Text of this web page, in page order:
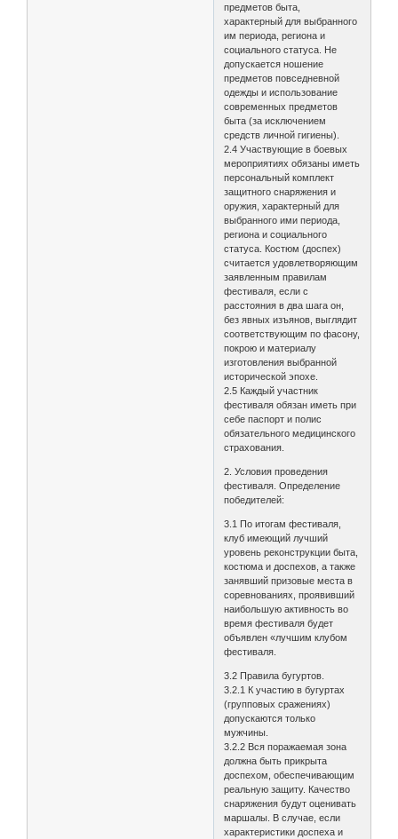
предметов быта,
характерный для выбранного
им периода, региона и
социального статуса. Не
допускается ношение
предметов повседневной
одежды и использование
современных предметов
быта (за исключением
средств личной гигиены).
2.4 Участвующие в боевых
мероприятиях обязаны иметь
персональный комплект
защитного снаряжения и
оружия, характерный для
выбранного ими периода,
региона и социального
статуса. Костюм (доспех)
считается удовлетворяющим
заявленным правилам
фестиваля, если с
расстояния в два шага он,
без явных изъянов, выглядит
соответствующим по фасону,
покрою и материалу
изготовления выбранной
исторической эпохе.
2.5 Каждый участник
фестиваля обязан иметь при
себе паспорт и полис
обязательного медицинского
страхования.
2. Условия проведения
фестиваля. Определение
победителей:
3.1 По итогам фестиваля,
клуб имеющий лучший
уровень реконструкции быта,
костюма и доспехов, а также
занявший призовые места в
соревнованиях, проявивший
наибольшую активность во
время фестиваля будет
объявлен «лучшим клубом
фестиваля.
3.2 Правила бугуртов.
3.2.1 К участию в бугуртах
(групповых сражениях)
допускаются только
мужчины.
3.2.2 Вся поражаемая зона
должна быть прикрыта
доспехом, обеспечивающим
реальную защиту. Качество
снаряжения будут оценивать
маршалы. В случае, если
характеристики доспеха и